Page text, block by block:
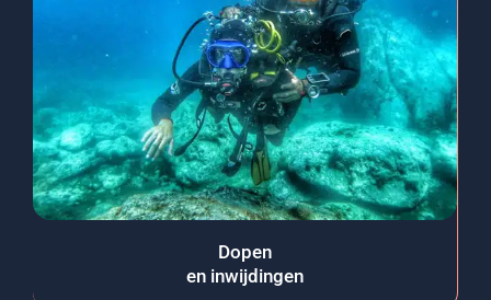
Dopen
en inwijdingen